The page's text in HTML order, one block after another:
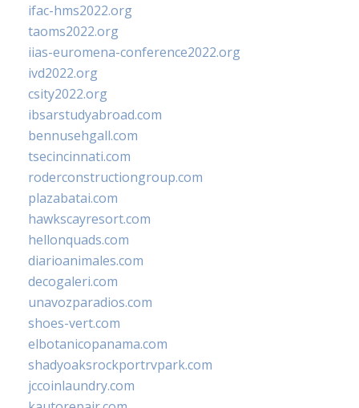
ifac-hms2022.org
taoms2022.org
iias-euromena-conference2022.org
ivd2022.org
csity2022.org
ibsarstudyabroad.com
bennusehgall.com
tsecincinnati.com
roderconstructiongroup.com
plazabatai.com
hawkscayresort.com
hellonquads.com
diarioanimales.com
decogaleri.com
unavozparadios.com
shoes-vert.com
elbotanicopanama.com
shadyoaksrockportrvpark.com
jccoinlaundry.com